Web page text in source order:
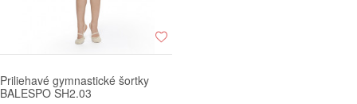
Priliehavé gymnastické šortky
BALESPO SH2.03